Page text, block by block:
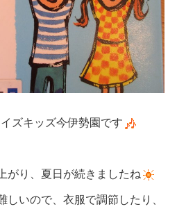
ズキッズ今伊勢園です
がり、夏日が続きましたね
しいので、衣服で調節したり、